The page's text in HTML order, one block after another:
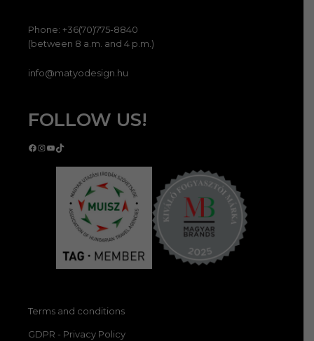
Phone: +36(70)775-8840
(between 8 a.m. and 4 p.m.)
info@matyodesign.hu
FOLLOW US!
Facebook
Instagram
YouTube
TikTok
Terms and conditions
GDPR - Privacy Policy